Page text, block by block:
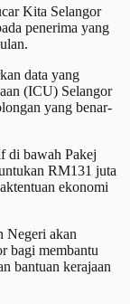
Kita Selangor
penerima yang
data yang
(ICU) Selangor
yang benar-
di bawah Pakej
RM131 juta
ekonomi
Negeri akan
bagi membantu
bantuan kerajaan